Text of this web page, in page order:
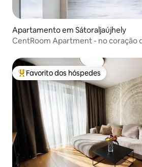
Apartamento em Sátoraljaújhely
CentRoom Apartment - no coração
Favoritos dos hóspedes mais
Favorito dos hóspedes